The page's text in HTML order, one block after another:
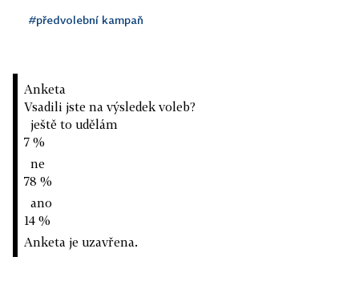
#předvolební kampaň
Anketa
Vsadili jste na výsledek voleb?
ještě to udělám
7 %
ne
78 %
ano
14 %
Anketa je uzavřena.